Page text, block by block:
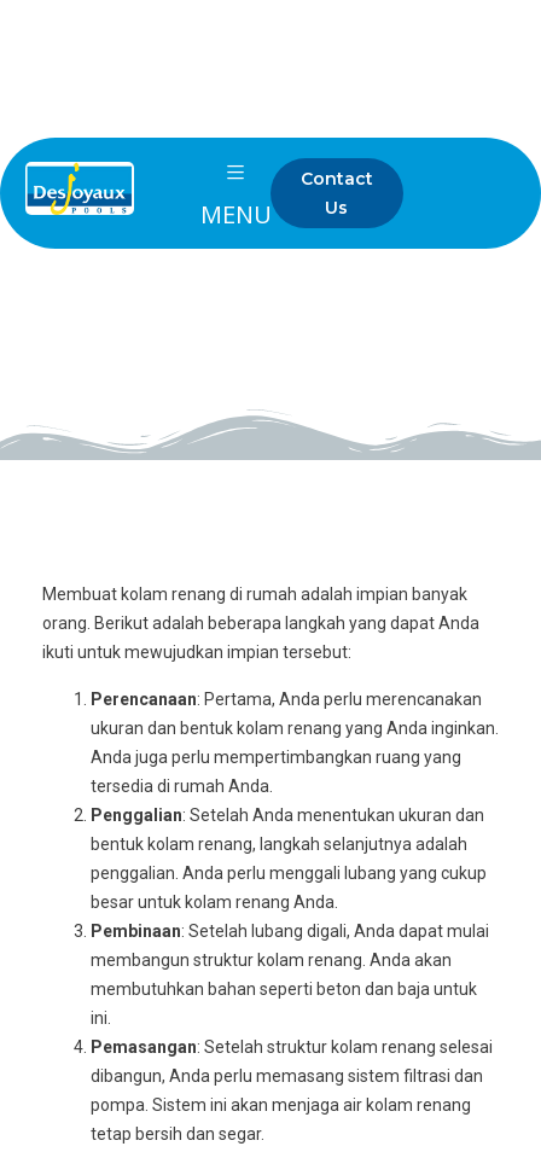
MENU
Contact
Us
Membuat kolam renang di rumah adalah impian banyak
orang. Berikut adalah beberapa langkah yang dapat Anda
ikuti untuk mewujudkan impian tersebut:
Perencanaan: Pertama, Anda perlu merencanakan
ukuran dan bentuk kolam renang yang Anda inginkan.
Anda juga perlu mempertimbangkan ruang yang
tersedia di rumah Anda.
Penggalian: Setelah Anda menentukan ukuran dan
bentuk kolam renang, langkah selanjutnya adalah
penggalian. Anda perlu menggali lubang yang cukup
besar untuk kolam renang Anda.
Pembinaan: Setelah lubang digali, Anda dapat mulai
membangun struktur kolam renang. Anda akan
membutuhkan bahan seperti beton dan baja untuk
ini.
Pemasangan: Setelah struktur kolam renang selesai
dibangun, Anda perlu memasang sistem filtrasi dan
pompa. Sistem ini akan menjaga air kolam renang
tetap bersih dan segar.